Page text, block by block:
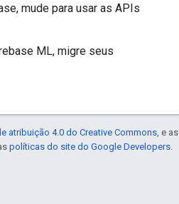
mude para usar as APIs
ML, migre seus
atribuição 4.0 do Creative Commons , e as
políticas do site do Google Developers